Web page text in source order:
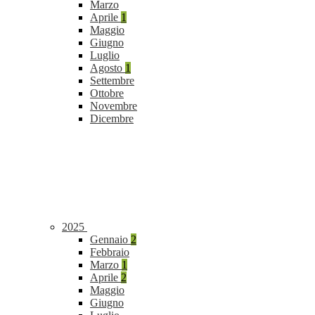
Marzo
Aprile 1
Maggio
Giugno
Luglio
Agosto 1
Settembre
Ottobre
Novembre
Dicembre
2025
Gennaio 2
Febbraio
Marzo 1
Aprile 2
Maggio
Giugno